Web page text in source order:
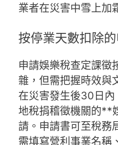
業者在災害中雪上加
按停業天數扣除
申請娛樂稅查定課徵
雜，但需把握時效與
在災害發生後30日
地稅捐稽徵機關的**
請。申請書可至稅務
需填寫營利事業名稱